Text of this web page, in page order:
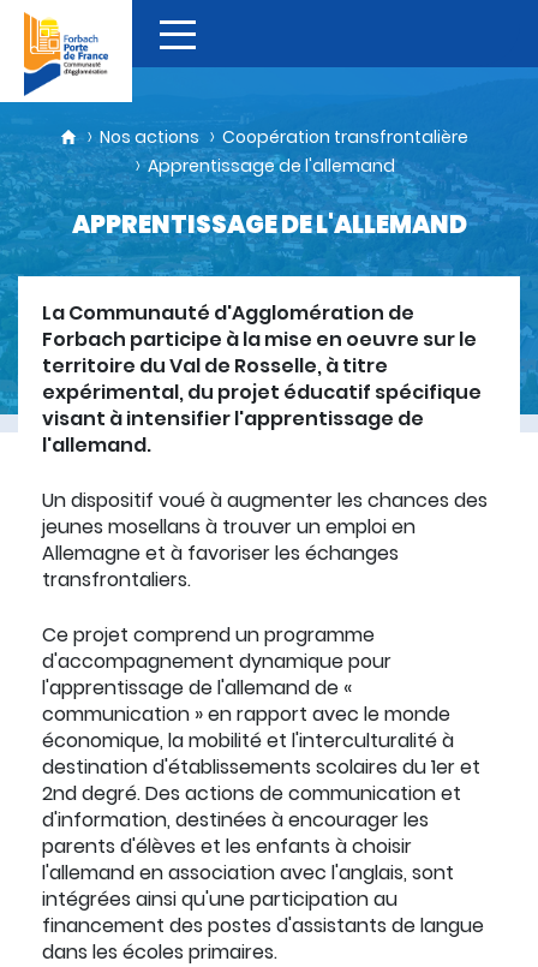
Nos actions
Coopération transfrontalière
Apprentissage de l'allemand
APPRENTISSAGE DE L'ALLEMAND
La Communauté d'Agglomération de
Forbach participe à la mise en oeuvre sur le
territoire du Val de Rosselle, à titre
expérimental, du projet éducatif spécifique
visant à intensifier l'apprentissage de
l'allemand.
Un dispositif voué à augmenter les chances des
jeunes mosellans à trouver un emploi en
Allemagne et à favoriser les échanges
transfrontaliers.
Ce projet comprend un programme
d'accompagnement dynamique pour
l'apprentissage de l'allemand de «
communication » en rapport avec le monde
économique, la mobilité et l'interculturalité à
destination d'établissements scolaires du 1er et
2nd degré. Des actions de communication et
d'information, destinées à encourager les
parents d'élèves et les enfants à choisir
l'allemand en association avec l'anglais, sont
intégrées ainsi qu'une participation au
financement des postes d'assistants de langue
dans les écoles primaires.